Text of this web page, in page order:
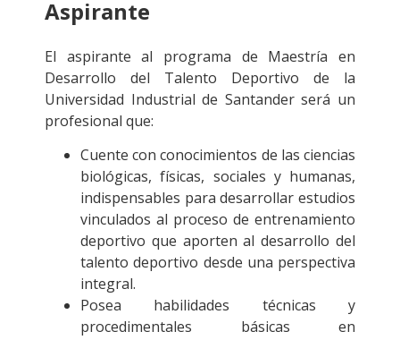
Aspirante
El aspirante al programa de Maestría en
Desarrollo del Talento Deportivo de la
Universidad Industrial de Santander será un
profesional que:
Cuente con conocimientos de las ciencias
biológicas, físicas, sociales y humanas,
indispensables para desarrollar estudios
vinculados al proceso de entrenamiento
deportivo que aporten al desarrollo del
talento deportivo desde una perspectiva
integral.
Posea habilidades técnicas y
procedimentales básicas en